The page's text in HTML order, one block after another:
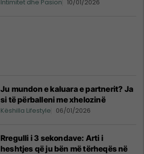
vonë
Intimitet dhe Pasion 10/01/2026
Ju mundon e kaluara e partnerit? Ja
si të përballeni me xhelozinë
Këshilla Lifestyle 06/01/2026
Rregulli i 3 sekondave: Arti i
heshtjes që ju bën më tërheqës në